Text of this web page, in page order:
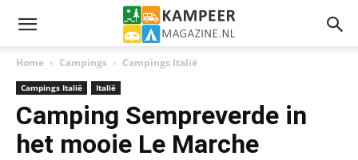
Home Campings Campings Italië
Campings Italië Italië
Camping Sempreverde in
het mooie Le Marche